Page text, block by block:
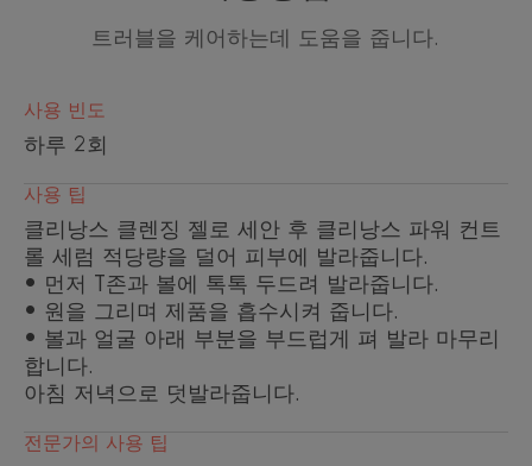
밀크 씨슬에서 추출한 식물성 활성 성분이자 특허
유되어 눈에 띄는 효과를 선사하는 혁신적인 트리
트먼트입니다.
효능
• 임상적으로 입증된 효과: 트러블*의 원인이 될
수 있는 피지를 케어, 코메도클라스틴™이 함유되
어 있으며, 트러블*이 생기기 쉬운 피부에 사용할
수 있습니다. 가볍고 촉촉한 텍스처가 빠르게 스며
들어 쉽게 바를 수 있습니다.
• 빠른 효과: 클리낭스 파워 컨트롤 세럼으로 7일
트러블을 케어하는데 도움을 줍니다.
사용 빈도
하루 2회
사용 팁
클리낭스 클렌징 젤로 세안 후 클리낭스 파워 컨트
롤 세럼 적당량을 덜어 피부에 발라줍니다.
• 먼저 T존과 볼에 톡톡 두드려 발라줍니다.
• 원을 그리며 제품을 흡수시켜 줍니다.
• 볼과 얼굴 아래 부분을 부드럽게 펴 발라 마무리
합니다.
아침 저녁으로 덧발라줍니다.
전문가의 사용 팁